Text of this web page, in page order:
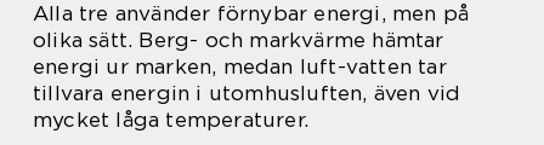
Alla tre använder förnybar energi, men på
olika sätt. Berg- och markvärme hämtar
energi ur marken, medan luft-vatten tar
tillvara energin i utomhusluften, även vid
mycket låga temperaturer.